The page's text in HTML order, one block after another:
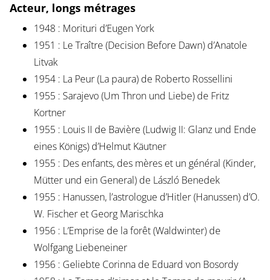
Acteur, longs métrages
1948 : Morituri d’Eugen York
1951 : Le Traître (Decision Before Dawn) d’Anatole
Litvak
1954 : La Peur (La paura) de Roberto Rossellini
1955 : Sarajevo (Um Thron und Liebe) de Fritz
Kortner
1955 : Louis II de Bavière (Ludwig II: Glanz und Ende
eines Königs) d’Helmut Käutner
1955 : Des enfants, des mères et un général (Kinder,
Mütter und ein General) de László Benedek
1955 : Hanussen, l’astrologue d’Hitler (Hanussen) d’O.
W. Fischer et Georg Marischka
1956 : L’Emprise de la forêt (Waldwinter) de
Wolfgang Liebeneiner
1956 : Geliebte Corinna de Eduard von Bosordy